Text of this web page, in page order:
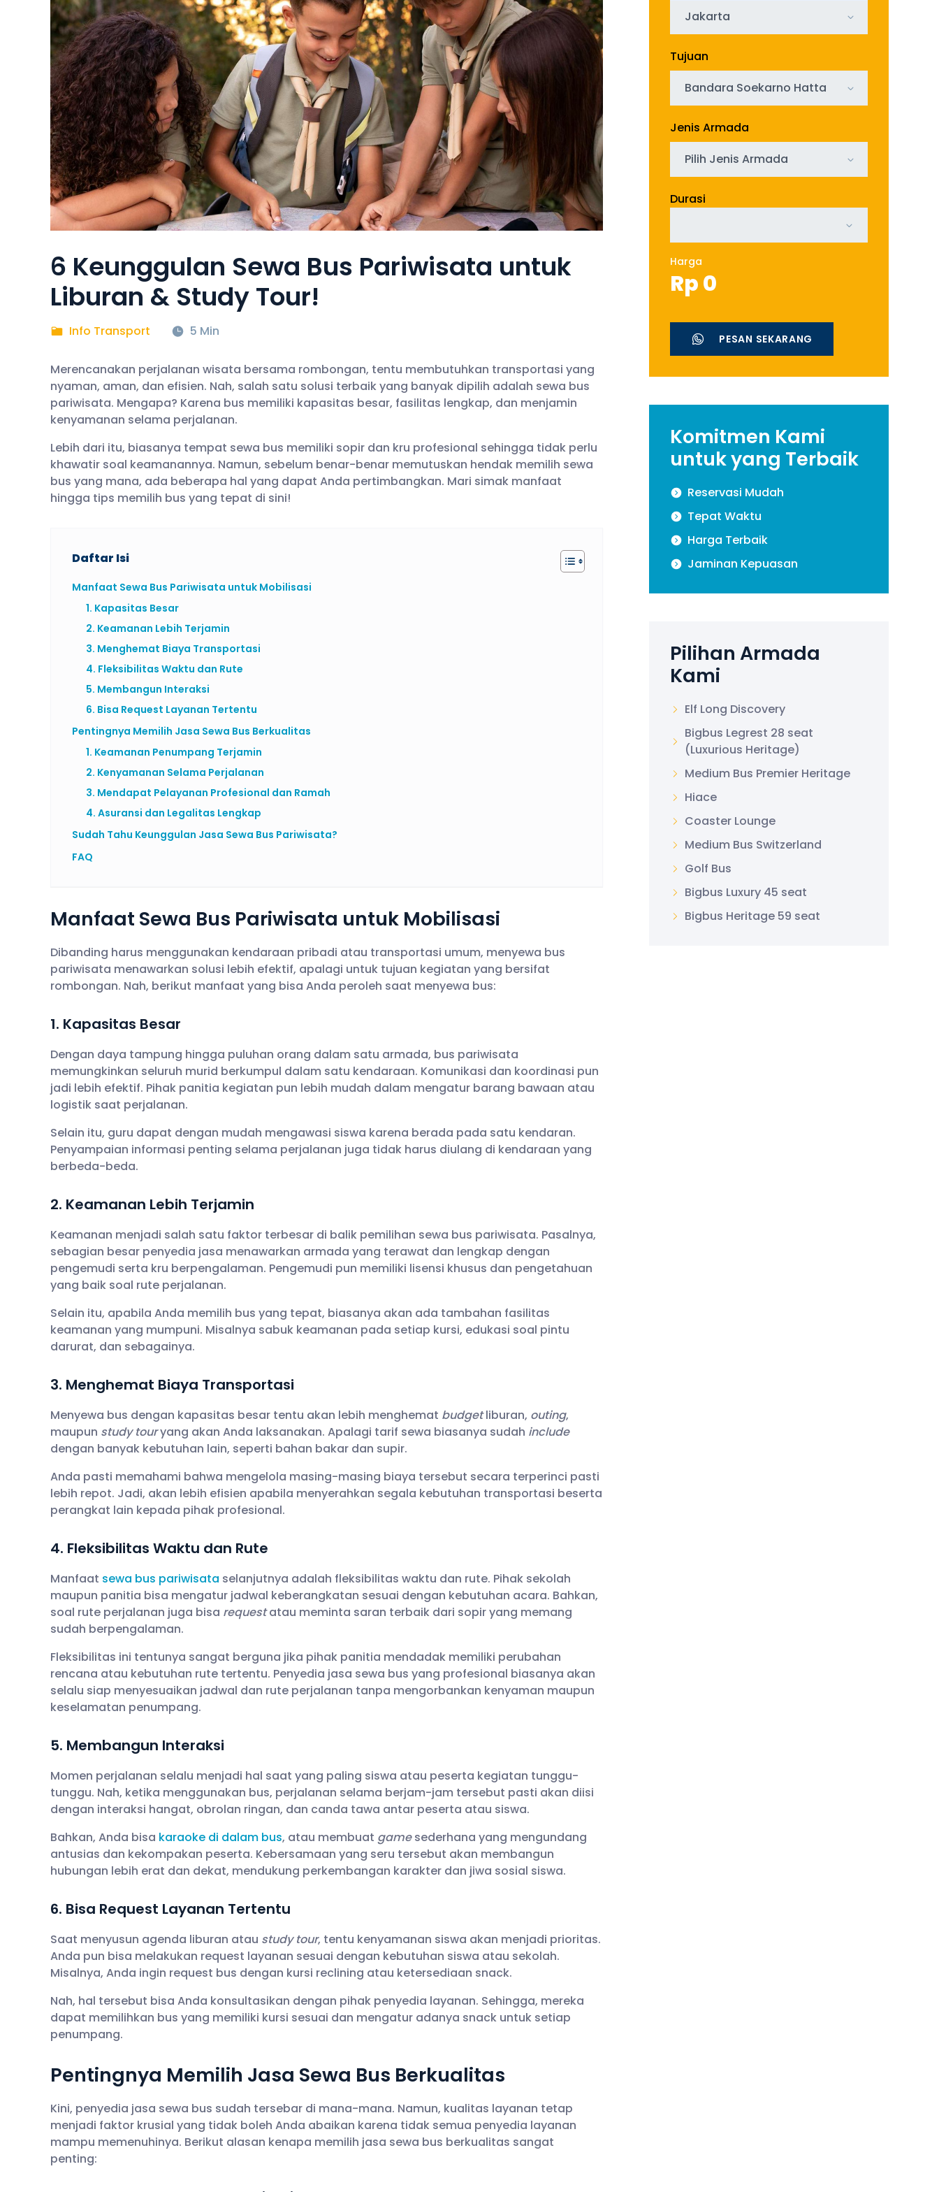
6 Keunggulan Sewa Bus Pariwisata untuk
Liburan & Study Tour!
Info Transport 5 Min
Merencanakan perjalanan wisata bersama rombongan, tentu membutuhkan transportasi yang
nyaman, aman, dan efisien. Nah, salah satu solusi terbaik yang banyak dipilih adalah sewa bus
pariwisata. Mengapa? Karena bus memiliki kapasitas besar, fasilitas lengkap, dan menjamin
kenyamanan selama perjalanan.
Lebih dari itu, biasanya tempat sewa bus memiliki sopir dan kru profesional sehingga tidak perlu
khawatir soal keamanannya. Namun, sebelum benar-benar memutuskan hendak memilih sewa
bus yang mana, ada beberapa hal yang dapat Anda pertimbangkan. Mari simak manfaat
hingga tips memilih bus yang tepat di sini!
Daftar Isi
Manfaat Sewa Bus Pariwisata untuk Mobilisasi
1. Kapasitas Besar
2. Keamanan Lebih Terjamin
3. Menghemat Biaya Transportasi
4. Fleksibilitas Waktu dan Rute
5. Membangun Interaksi
6. Bisa Request Layanan Tertentu
Pentingnya Memilih Jasa Sewa Bus Berkualitas
1. Keamanan Penumpang Terjamin
2. Kenyamanan Selama Perjalanan
3. Mendapat Pelayanan Profesional dan Ramah
4. Asuransi dan Legalitas Lengkap
Sudah Tahu Keunggulan Jasa Sewa Bus Pariwisata?
FAQ
Manfaat Sewa Bus Pariwisata untuk Mobilisasi
Dibanding harus menggunakan kendaraan pribadi atau transportasi umum, menyewa bus
pariwisata menawarkan solusi lebih efektif, apalagi untuk tujuan kegiatan yang bersifat
rombongan. Nah, berikut manfaat yang bisa Anda peroleh saat menyewa bus:
1. Kapasitas Besar
Dengan daya tampung hingga puluhan orang dalam satu armada, bus pariwisata
memungkinkan seluruh murid berkumpul dalam satu kendaraan. Komunikasi dan koordinasi pun
jadi lebih efektif. Pihak panitia kegiatan pun lebih mudah dalam mengatur barang bawaan atau
logistik saat perjalanan.
Selain itu, guru dapat dengan mudah mengawasi siswa karena berada pada satu kendaran.
Penyampaian informasi penting selama perjalanan juga tidak harus diulang di kendaraan yang
berbeda-beda.
2. Keamanan Lebih Terjamin
Keamanan menjadi salah satu faktor terbesar di balik pemilihan sewa bus pariwisata. Pasalnya,
sebagian besar penyedia jasa menawarkan armada yang terawat dan lengkap dengan
pengemudi serta kru berpengalaman. Pengemudi pun memiliki lisensi khusus dan pengetahuan
yang baik soal rute perjalanan.
Selain itu, apabila Anda memilih bus yang tepat, biasanya akan ada tambahan fasilitas
keamanan yang mumpuni. Misalnya sabuk keamanan pada setiap kursi, edukasi soal pintu
darurat, dan sebagainya.
3. Menghemat Biaya Transportasi
Menyewa bus dengan kapasitas besar tentu akan lebih menghemat budgetliburan, outing,
maupun study touryang akan Anda laksanakan. Apalagi tarif sewa biasanya sudah include
dengan banyak kebutuhan lain, seperti bahan bakar dan supir.
Anda pasti memahami bahwa mengelola masing-masing biaya tersebut secara terperinci pasti
lebih repot. Jadi, akan lebih efisien apabila menyerahkan segala kebutuhan transportasi beserta
perangkat lain kepada pihak profesional.
4. Fleksibilitas Waktu dan Rute
Manfaat sewa bus pariwisata selanjutnya adalah fleksibilitas waktu dan rute. Pihak sekolah
maupun panitia bisa mengatur jadwal keberangkatan sesuai dengan kebutuhan acara. Bahkan,
soal rute perjalanan juga bisa requestatau meminta saran terbaik dari sopir yang memang
sudah berpengalaman.
Fleksibilitas ini tentunya sangat berguna jika pihak panitia mendadak memiliki perubahan
rencana atau kebutuhan rute tertentu. Penyedia jasa sewa bus yang profesional biasanya akan
selalu siap menyesuaikan jadwal dan rute perjalanan tanpa mengorbankan kenyaman maupun
keselamatan penumpang.
5. Membangun Interaksi
Momen perjalanan selalu menjadi hal saat yang paling siswa atau peserta kegiatan tunggu-
tunggu. Nah, ketika menggunakan bus, perjalanan selama berjam-jam tersebut pasti akan diisi
dengan interaksi hangat, obrolan ringan, dan canda tawa antar peserta atau siswa.
Bahkan, Anda bisa karaoke di dalam bus, atau membuat gamesederhana yang mengundang
antusias dan kekompakan peserta. Kebersamaan yang seru tersebut akan membangun
hubungan lebih erat dan dekat, mendukung perkembangan karakter dan jiwa sosial siswa.
6. Bisa Request Layanan Tertentu
Saat menyusun agenda liburan atau study tour, tentu kenyamanan siswa akan menjadi prioritas.
Anda pun bisa melakukan request layanan sesuai dengan kebutuhan siswa atau sekolah.
Misalnya, Anda ingin request bus dengan kursi reclining atau ketersediaan snack.
Nah, hal tersebut bisa Anda konsultasikan dengan pihak penyedia layanan. Sehingga, mereka
dapat memilihkan bus yang memiliki kursi sesuai dan mengatur adanya snack untuk setiap
penumpang.
Pentingnya Memilih Jasa Sewa Bus Berkualitas
Kini, penyedia jasa sewa bus sudah tersebar di mana-mana. Namun, kualitas layanan tetap
menjadi faktor krusial yang tidak boleh Anda abaikan karena tidak semua penyedia layanan
mampu memenuhinya. Berikut alasan kenapa memilih jasa sewa bus berkualitas sangat
penting:
Jakarta
Tujuan
Bandara Soekarno Hatta
Jenis Armada
Pilih Jenis Armada
Durasi
Harga
Rp0
PESAN SEKARANG
Komitmen Kami
untuk yang Terbaik
Reservasi Mudah
Tepat Waktu
Harga Terbaik
Jaminan Kepuasan
Pilihan Armada
Kami
Elf Long Discovery
Bigbus Legrest 28 seat
(Luxurious Heritage)
Medium Bus Premier Heritage
Hiace
Coaster Lounge
Medium Bus Switzerland
Golf Bus
Bigbus Luxury 45 seat
Bigbus Heritage 59 seat